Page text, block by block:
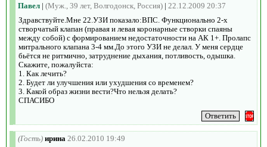
Павел | (Муж., 39 лет, Волгодонск, Россия) | 22.12.2009 20:37
Здравствуйте.Мне 22.УЗИ показало:ВПС. Функционально 2-х
створчатый клапан (правая и левая коронарные створки спаяны
между собой) с формированием недостаточности на АК 1+. Пролапс
митрального клапана 3-4 мм.До этого УЗИ не делал. У меня сердце
бьётся не ритмично, затруднение дыхания, потливость, одышка.
Скажите, пожалуйста:
1. Как лечить?
2. Будет ли улучшения или ухудшения со временем?
3. Какой образ жизни вести?Что нельзя делать?
СПАСИБО
(Гость) ирина 26.02.2010 19:49